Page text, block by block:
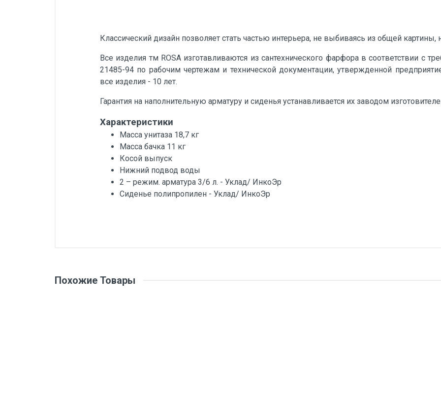
Классический дизайн позволяет стать частью интерьера, не выбиваясь из общей картины,
Все изделия тм ROSA изготавливаются из сантехнического фарфора в соответствии с
21485-94 по рабочим чертежам и технической документации, утвержденной
все изделия - 10 лет.
Гарантия на наполнительную арматуру и сиденья устанавливается их заводом
Характеристики
Масса унитаза 18,7 кг
Масса бачка 11 кг
Косой выпуск
Нижний подвод воды
2 – режим. арматура 3/6 л. - Уклад/ ИнкоЭр
Сиденье полипропилен - Уклад/ ИнкоЭр
Похожие Товары